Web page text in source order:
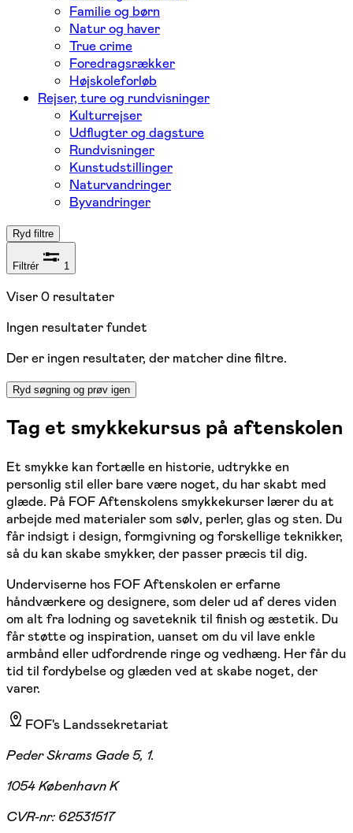
Familie og børn
Natur og haver
True crime
Foredragsrækker
Højskoleforløb
Rejser, ture og rundvisninger
Kulturrejser
Udflugter og dagsture
Rundvisninger
Kunstudstillinger
Naturvandringer
Byvandringer
Ryd filtre
Filtrér 1
Viser0 resultater
Ingen resultater fundet
Der er ingen resultater, der matcher dine filtre.
Ryd søgning og prøv igen
Tag et smykkekursus på aftenskolen
Et smykke kan fortælle en historie, udtrykke en
personlig stil eller bare være noget, du har skabt med
glæde. På FOF Aftenskolens smykkekurser lærer du at
arbejde med materialer som sølv, perler, glas og sten. Du
får indsigt i design, formgivning og forskellige teknikker,
så du kan skabe smykker, der passer præcis til dig.
Underviserne hos FOF Aftenskolen er erfarne
håndværkere og designere, som deler ud af deres viden
om alt fra lodning og saveteknik til finish og æstetik. Du
får støtte og inspiration, uanset om du vil lave enkle
armbånd eller udfordrende ringe og vedhæng. Her får du
tid til fordybelse og glæden ved at skabe noget, der
varer.
FOF's Landssekretariat
Peder Skrams Gade 5, 1.
1054 København K
CVR-nr: 62531517